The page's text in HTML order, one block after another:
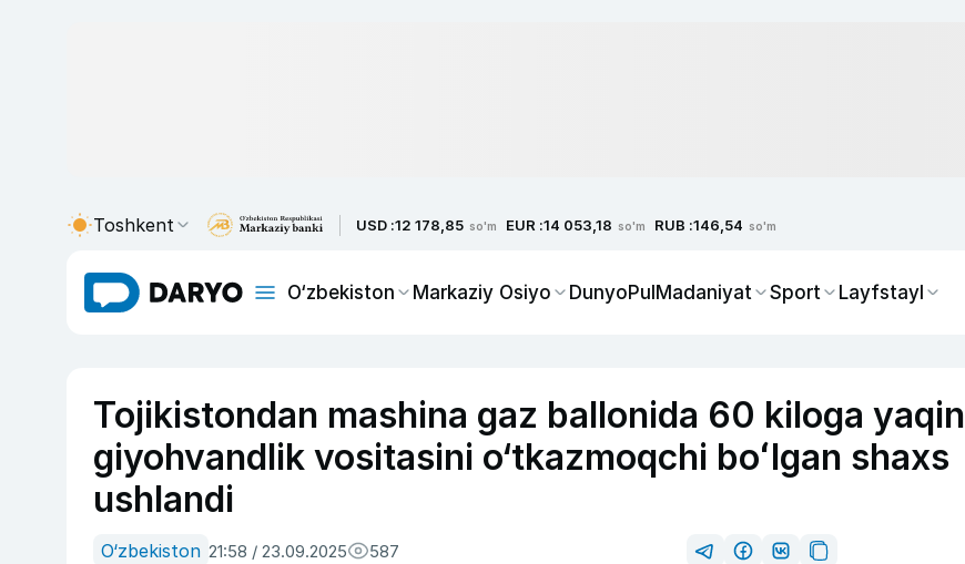
Toshkent USD :12 178,85 so'm EUR :14 053,18 so'm RUB :146,54 so'm
O‘zbekiston Markaziy Osiyo DunyoPulMadaniyat Sport Layfstayl
Tojikistondan mashina gaz ballonida 60 kiloga yaqin
giyohvandlik vositasini o‘tkazmoqchi boʻlgan shaxs
ushlandi
O‘zbekiston 21:58 / 23.09.2025 587